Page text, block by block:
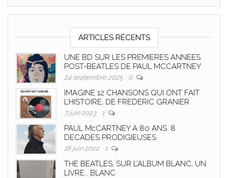
ARTICLES RÉCENTS
UNE BD SUR LES PREMIERES ANNEES
POST-BEATLES DE PAUL MCCARTNEY
24 septembre 2025 0
IMAGINE 12 CHANSONS QUI ONT FAIT
L’HISTOIRE, DE FREDERIC GRANIER
7 juin 2023 1
PAUL McCARTNEY A 80 ANS. 8
DECADES PRODIGIEUSES
18 juin 2022 1
THE BEATLES, SUR L’ALBUM BLANC, UN
LIVRE… BLANC